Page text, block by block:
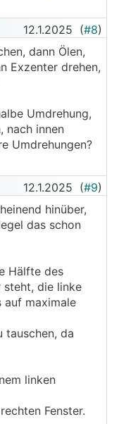
12.1.2025 (#8)
dann Ölen,
Exzenter drehen,
Umdrehung,
nach innen
Umdrehungen?
12.1.2025 (#9)
hinüber,
das schon
Hälfte des
steht, die linke
auf maximale
tauschen, da
linken
Fenster.